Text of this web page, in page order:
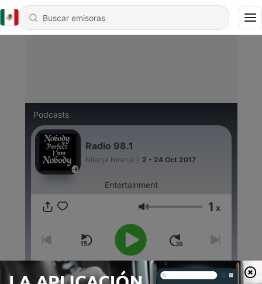
Podcasts
Radio 98.1
Niranja Niranja 2 - 24 Oct 2017
Entertainment
Volumen 1 x
00:00 00:00